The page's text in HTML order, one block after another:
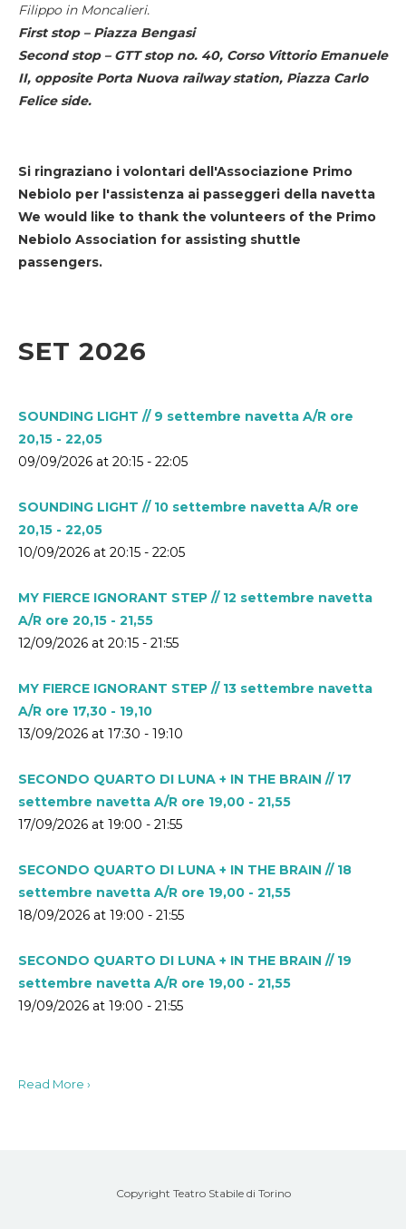
Filippo in Moncalieri.
First stop – Piazza Bengasi
Second stop – GTT stop no. 40, Corso Vittorio Emanuele
II, opposite Porta Nuova railway station, Piazza Carlo
Felice side.
Si ringraziano i volontari dell'Associazione Primo
Nebiolo per l'assistenza ai passeggeri della navetta
We would like to thank the volunteers of the Primo
Nebiolo Association for assisting shuttle
passengers.
SET 2026
SOUNDING LIGHT // 9 settembre navetta A/R ore
20,15 - 22,05
09/09/2026 at 20:15 - 22:05
SOUNDING LIGHT // 10 settembre navetta A/R ore
20,15 - 22,05
10/09/2026 at 20:15 - 22:05
MY FIERCE IGNORANT STEP // 12 settembre navetta
A/R ore 20,15 - 21,55
12/09/2026 at 20:15 - 21:55
MY FIERCE IGNORANT STEP // 13 settembre navetta
A/R ore 17,30 - 19,10
13/09/2026 at 17:30 - 19:10
SECONDO QUARTO DI LUNA + IN THE BRAIN // 17
settembre navetta A/R ore 19,00 - 21,55
17/09/2026 at 19:00 - 21:55
SECONDO QUARTO DI LUNA + IN THE BRAIN // 18
settembre navetta A/R ore 19,00 - 21,55
18/09/2026 at 19:00 - 21:55
SECONDO QUARTO DI LUNA + IN THE BRAIN // 19
settembre navetta A/R ore 19,00 - 21,55
19/09/2026 at 19:00 - 21:55
Read More ›
Copyright Teatro Stabile di Torino